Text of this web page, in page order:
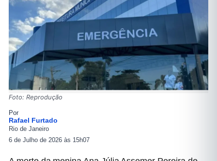
Foto: Reprodução
Por
Rafael Furtado
Rio de Janeiro
6 de Julho de 2026 às 15h07